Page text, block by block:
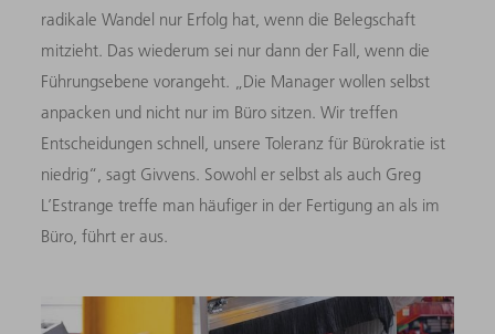
radikale Wandel nur Erfolg hat, wenn die Belegschaft
mitzieht. Das wiederum sei nur dann der Fall, wenn die
Führungsebene vorangeht. „Die Manager wollen selbst
anpacken und nicht nur im Büro sitzen. Wir treffen
Entscheidungen schnell, unsere Toleranz für Bürokratie ist
niedrig“, sagt Givvens. Sowohl er selbst als auch Greg
L’Estrange treffe man häufiger in der Fertigung an als im
Büro, führt er aus.